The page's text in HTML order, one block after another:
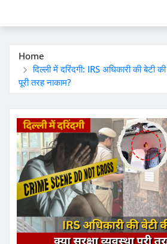
Home
दिल्ली में दरिंदगी: IRS अधिकारी की बेटी की
पूरी तरह नाकाम?